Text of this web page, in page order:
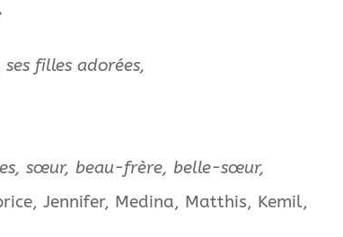
ses filles adorées,
sœur, beau-frère, belle-sœur,
Jennifer, Medina, Matthis, Kemil,